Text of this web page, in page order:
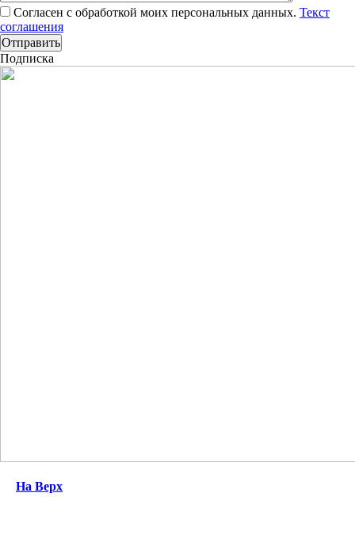
Согласен с обработкой моих персональных данных. Текст
соглашения
Подписка
На Верх